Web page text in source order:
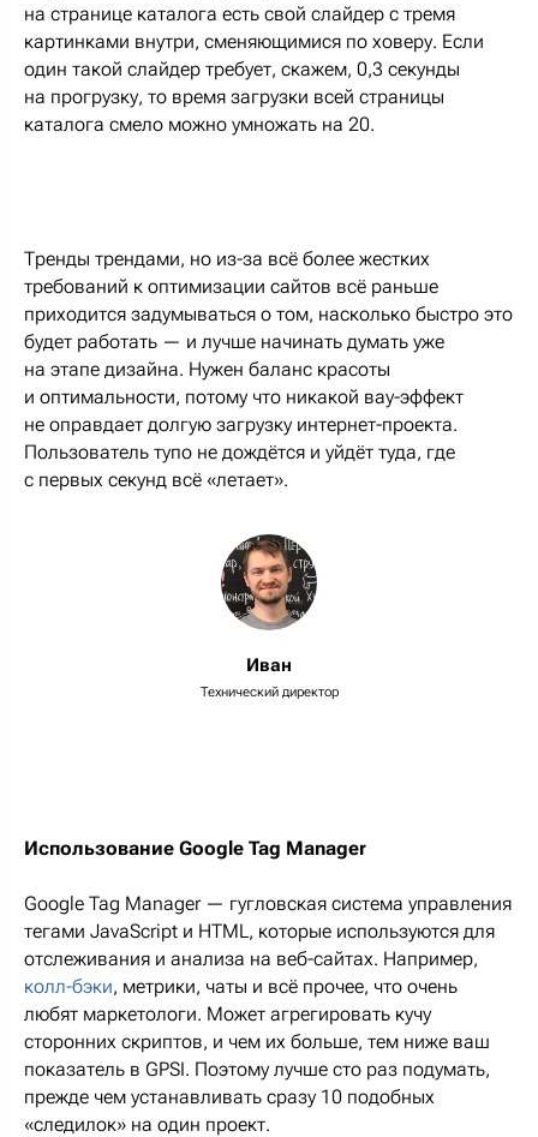
на странице каталога есть свой слайдер с тремя
картинками внутри, сменяющимися по ховеру. Если
один такой слайдер требует, скажем, 0,3 секунды
на прогрузку, то время загрузки всей страницы
каталога смело можно умножать на 20.
Тренды трендами, но из-за всё более жестких
требований к оптимизации сайтов всё раньше
приходится задумываться о том, насколько быстро это
будет работать — и лучше начинать думать уже
на этапе дизайна. Нужен баланс красоты
и оптимальности, потому что никакой вау-эффект
не оправдает долгую загрузку интернет-проекта.
Пользователь тупо не дождётся и уйдёт туда, где
с первых секунд всё «летает».
Иван
Технический директор
Использование Google Tag Manager
Google Tag Manager — гугловская система управления
тегами JavaScript и HTML, которые используются для
отслеживания и анализа на веб-сайтах. Например,
колл-бэки, метрики, чаты и всё прочее, что очень
любят маркетологи. Может агрегировать кучу
сторонних скриптов, и чем их больше, тем ниже ваш
показатель в GPSI. Поэтому лучше сто раз подумать,
прежде чем устанавливать сразу 10 подобных
«следилок» на один проект.